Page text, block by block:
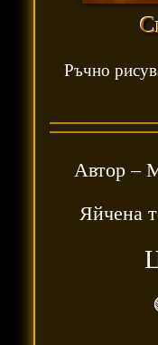
Ръчно
Автор –
Яйчена